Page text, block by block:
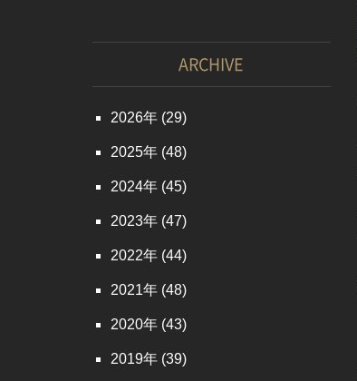
ARCHIVE
2026 (29)
2025 (48)
2024 (45)
2023 (47)
2022 (44)
2021 (48)
2020 (43)
2019 (39)